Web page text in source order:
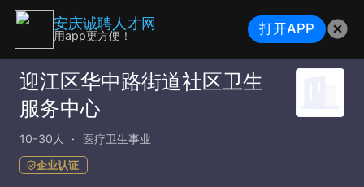
迎江区华中路街道社区卫生
服务中心
10-30人 医疗卫生事业
企业认证
安庆诚聘人才网
用app更方便！ 打开APP